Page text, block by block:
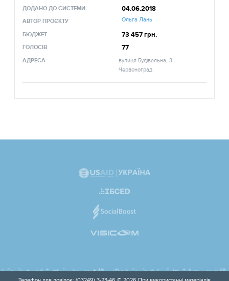
ДОДАНО ДО СИСТЕМИ 04.06.2018
АВТОР ПРОЄКТУ Ольга Лань
БЮДЖЕТ 73 457 грн.
ГОЛОСІВ 77
АДРЕСА
вулиця Будівельна, 3,
Червоноград